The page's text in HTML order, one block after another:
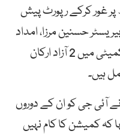
غور کرکے رپورٹ پیش
3 ایم پی ایز بیریسٹر حسنین مرزا، امداد
پتافی اور شمیم ممتاز شامل ہیں۔ کمیٹی میں 2 آزاد ارکان
ہیں۔
آئی جی کو ان کے دوروں
کہ کمیشن کا کام نہیں